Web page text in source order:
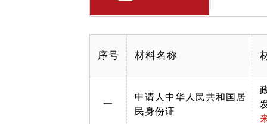
序号 材料名称
一
申请人中华人民共和国居
民身份证